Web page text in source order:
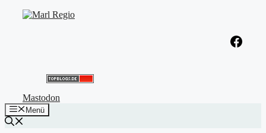
Facebook
Mastodon
Menü